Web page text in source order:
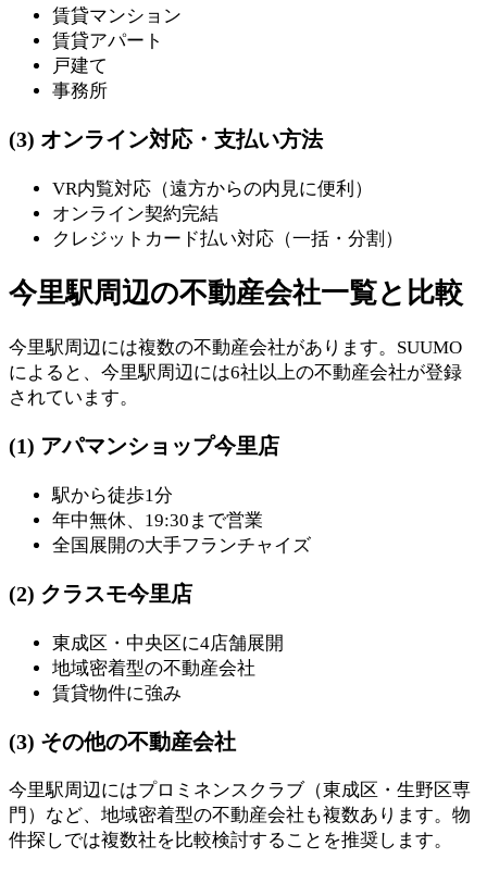
賃貸マンション
賃貸アパート
戸建て
事務所
(3) オンライン対応・支払い方法
VR内覧対応（遠方からの内見に便利）
オンライン契約完結
クレジットカード払い対応（一括・分割）
今里駅周辺の不動産会社一覧と比較
今里駅周辺には複数の不動産会社があります。SUUMO
によると、今里駅周辺には6社以上の不動産会社が登録
されています。
(1) アパマンショップ今里店
駅から徒歩1分
年中無休、19:30まで営業
全国展開の大手フランチャイズ
(2) クラスモ今里店
東成区・中央区に4店舗展開
地域密着型の不動産会社
賃貸物件に強み
(3) その他の不動産会社
今里駅周辺にはプロミネンスクラブ（東成区・生野区専
門）など、地域密着型の不動産会社も複数あります。物
件探しでは複数社を比較検討することを推奨します。